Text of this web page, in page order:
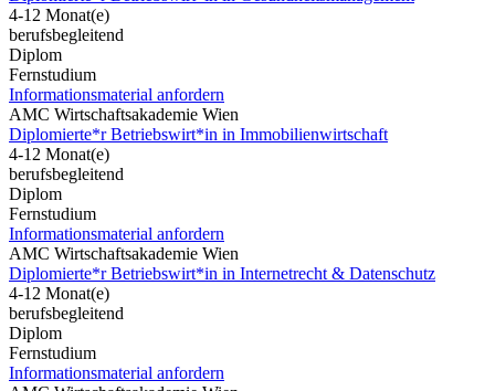
4-12 Monat(e)
berufsbegleitend
Diplom
Fernstudium
Informationsmaterial anfordern
AMC Wirtschaftsakademie Wien
Diplomierte*r Betriebswirt*in in Immobilienwirtschaft
4-12 Monat(e)
berufsbegleitend
Diplom
Fernstudium
Informationsmaterial anfordern
AMC Wirtschaftsakademie Wien
Diplomierte*r Betriebswirt*in in Internetrecht & Datenschutz
4-12 Monat(e)
berufsbegleitend
Diplom
Fernstudium
Informationsmaterial anfordern